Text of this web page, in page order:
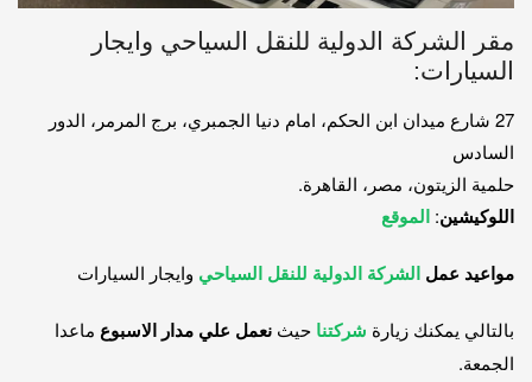
مقر الشركة الدولية للنقل السياحي وايجار
السيارات:
27 شارع ميدان ابن الحكم، امام دنيا الجمبري، برج المرمر، الدور
السادس
حلمية الزيتون، مصر، القاهرة.
اللوكيشين: الموقع
مواعيد عمل الشركة الدولية للنقل السياحي وايجار السيارات
بالتالي يمكنك زيارة شركتنا حيث نعمل علي مدار الاسبوع ماعدا
الجمعة.